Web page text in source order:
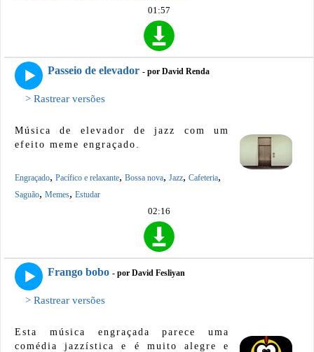
01:57
Passeio de elevador - por David Renda
> Rastrear versões
Música de elevador de jazz com um
efeito meme engraçado.
Engraçado, Pacífico e relaxante, Bossa nova, Jazz, Cafeteria,
Saguão, Memes, Estudar
02:16
Frango bobo - por David Fesliyan
> Rastrear versões
Esta música engraçada parece uma
comédia jazzística e é muito alegre e